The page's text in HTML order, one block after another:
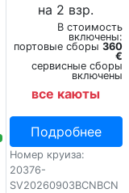
на 2 взр.
В стоимость
включены:
портовые сборы 360
€
сервисные сборы
включены
все каюты
Подробнее
Номер круиза:
20376-
SV20260903BCNBCN